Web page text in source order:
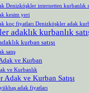
Denizköşkler internetten kurbanlık
kesim yeri
koç fiyatları Denizköşkler adak
adaklık kurbanlık
kurban satışı
satış
ve Kurban
ve Kurbanlık
Adak ve Kurban Satışı
adak fiyatları